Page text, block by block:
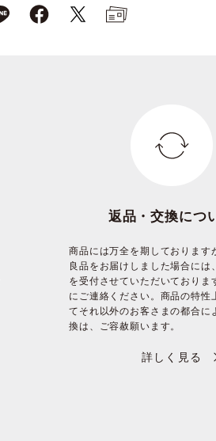
返品・交換につ
商品には万全を期しております
良品をお届けしました場合には
を受付させていただいておりま
にご連絡ください。商品の特性
てそれ以外のお客さまの都合に
換は、ご容赦願います。
詳しく見る